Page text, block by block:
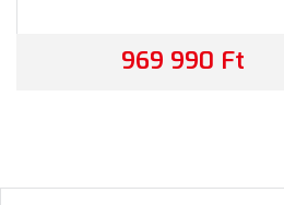
969 990 Ft